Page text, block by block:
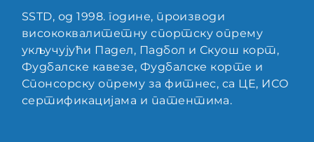
SSTD, од 1998. године, производи
висококвалитетну спортску опрему
укључујући Падел, Падбол и Скуош корт,
Фудбалске кавезе, Фудбалске корте и
Спонсорску опрему за фитнес, са ЦЕ, ИСО
сертификацијама и патентима.